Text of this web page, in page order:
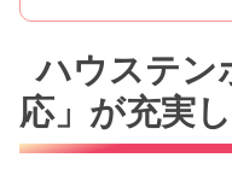
ハウステン
応」が充実